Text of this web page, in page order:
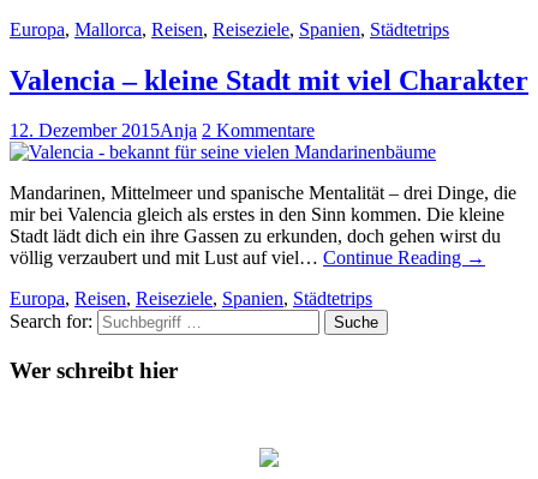
Europa, Mallorca, Reisen, Reiseziele, Spanien, Städtetrips
Valencia – kleine Stadt mit viel Charakter
12. Dezember 2015Anja 2 Kommentare
Mandarinen, Mittelmeer und spanische Mentalität – drei Dinge, die
mir bei Valencia gleich als erstes in den Sinn kommen. Die kleine
Stadt lädt dich ein ihre Gassen zu erkunden, doch gehen wirst du
völlig verzaubert und mit Lust auf viel… Continue Reading →
Europa, Reisen, Reiseziele, Spanien, Städtetrips
Search for:
Wer schreibt hier